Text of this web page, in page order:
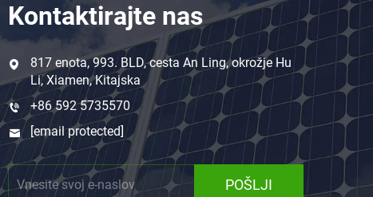
Kontaktirajte nas
817 enota, 993. BLD, cesta An Ling, okrožje Hu
Li, Xiamen, Kitajska
+86 592 5735570
[email protected]
POŠLJI